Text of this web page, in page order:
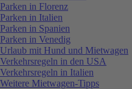
Parken in Florenz
Parken in Italien
Parken in Spanien
Parken in Venedig
Urlaub mit Hund und Mietwagen
Verkehrsregeln in den USA
Verkehrsregeln in Italien
Weitere Mietwagen-Tipps